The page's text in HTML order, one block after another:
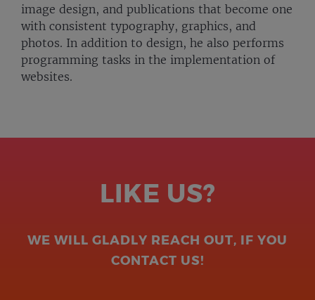
image design, and publications that become one
with consistent typography, graphics, and
photos. In addition to design, he also performs
programming tasks in the implementation of
websites.
LIKE US?
WE WILL GLADLY REACH OUT, IF YOU
CONTACT US!